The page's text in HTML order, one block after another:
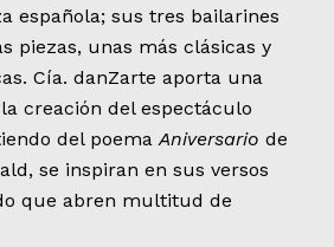
española; sus tres bailarines
piezas, unas más clásicas y
Cía. danZarte aporta una
creación del espectáculo
del poemaAniversario de
se inspiran en sus versos
que abren multitud de